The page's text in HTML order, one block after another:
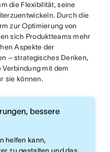
die Flexibilität, seine
Durch die
zur Optimierung von
sich Produktteams mehr
Aspekte der
– strategisches Denken,
mit dem
sie können.
bessere
helfen kann,